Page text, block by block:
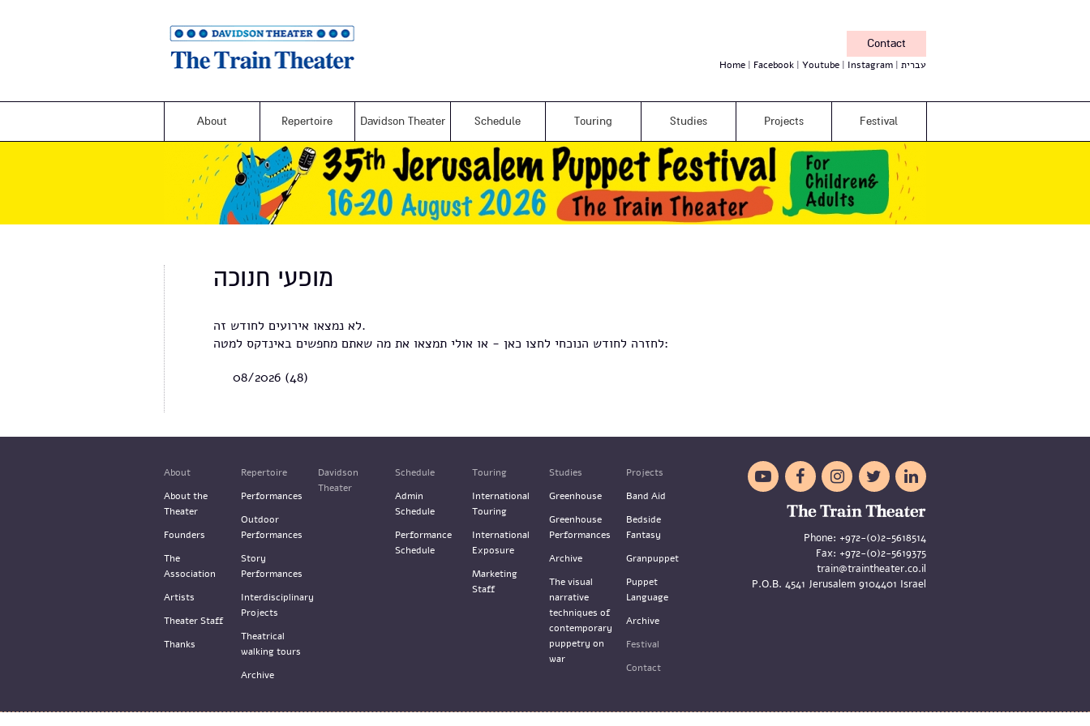
Contact
Home Facebook Youtube Instagram עברית
About Repertoire Davidson Theater Schedule Touring Studies Projects Festival
מופעי חנוכה
לא נמצאו אירועים לחודש זה.
לחזרה לחודש הנוכחי לחצו כאן
- או אולי תמצאו את מה שאתם מחפשים באינדקס למטה:
08/2026 (48)
About
About the
Theater
Founders
The
Association
Artists
Theater Staff
Thanks
Repertoire
Performances
Outdoor
Performances
Story
Performances
Interdisciplinary
Projects
Theatrical
walking tours
Archive
Davidson
Theater
Schedule
Admin
Schedule
Performance
Schedule
Touring
International
Touring
International
Exposure
Marketing
Staff
Studies
Greenhouse
Greenhouse
Performances
Archive
The visual
narrative
techniques of
contemporary
puppetry on
war
Projects
Band Aid
Bedside
Fantasy
Granpuppet
Puppet
Language
Archive
Festival
Contact
    
Phone: +972-(0)2-5618514
Fax: +972-(0)2-5619375
train@traintheater.co.il
P.O.B. 4541 Jerusalem 9104401 Israel